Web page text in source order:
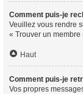
Comment puis-je
Veuillez vous rendre
« Trouver un membre
Haut
Comment puis-je
Vos propres